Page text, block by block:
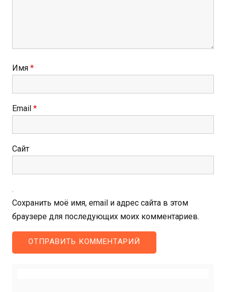
Имя *
Email *
Сайт
Сохранить моё имя, email и адрес сайта в этом
браузере для последующих моих комментариев.